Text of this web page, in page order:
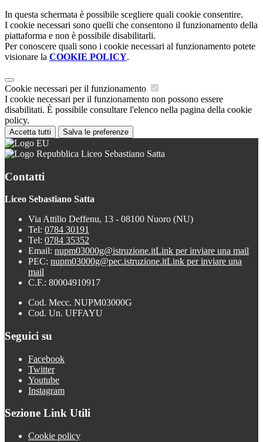
In questa schermata è possibile scegliere quali cookie consentire.
I cookie necessari sono quelli che consentono il funzionamento della
piattaforma e non è possibile disabilitarli.
Per conoscere quali sono i cookie necessari al funzionamento potete
visionare la COOKIE POLICY.
Cookie necessari per il funzionamento
I cookie necessari per il funzionamento non possono essere
disabilitati. È possibile consultare l'elenco nella pagina della cookie
policy.
Accetta tutti Salva le preferenze
Liceo Sebastiano Satta
Contatti
Liceo Sebastiano Satta
Via Attilio Deffenu, 13 - 08100 Nuoro (NU)
Tel: 0784 30191
Tel: 0784 35352
Email: nupm03000g@istruzione.itLink per inviare una mail
PEC: nupm03000g@pec.istruzione.itLink per inviare una
mail
C.F.: 80004910917
Cod. Mecc. NUPM03000G
Cod. Un. UFFAYU
Seguici su
Facebook
Twitter
Youtube
Instagram
Sezione Link Utili
Cookie policy